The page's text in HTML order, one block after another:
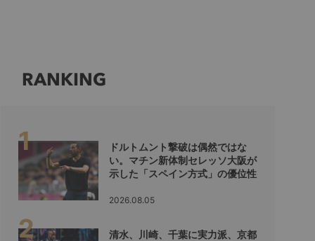
RANKING
ドルトムント撃破は偶然ではな
い。マチン新体制セレッソ大阪が
示した「スペイン方式」の優位性
2026.08.05
清水、川崎、千葉に実力派、京都